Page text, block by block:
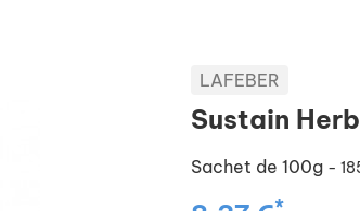
LAFEBER
Sustain
Sachet de 100g -